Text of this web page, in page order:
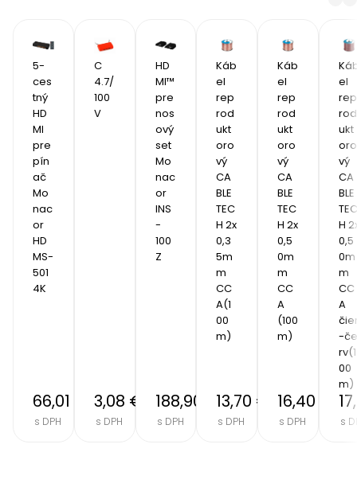
5-
ces
tný
HD
MI
pre
pín
ač
Mo
nac
or
HD
MS-
501
4K
66,01 €
s DPH
C
4.7/
100
V
3,08 €
s DPH
HD
MI™
pre
nos
ový
set
Mo
nac
or
INS
-
100
Z
188,90 €
s DPH
Káb
el
rep
rod
ukt
oro
vý
CA
BLE
TEC
H 2x
0,3
5m
m
CC
A(1
00
m)
13,70 €
s DPH
Káb
el
rep
rod
ukt
oro
vý
CA
BLE
TEC
H 2x
0,5
0m
m
CC
A
(100
m)
16,40 €
s DPH
el
rep
rod
ukt
oro
vý
CA
BLE
TEC
H
0,5
0m
m
CC
A
-če
rv(1
00
m)
s